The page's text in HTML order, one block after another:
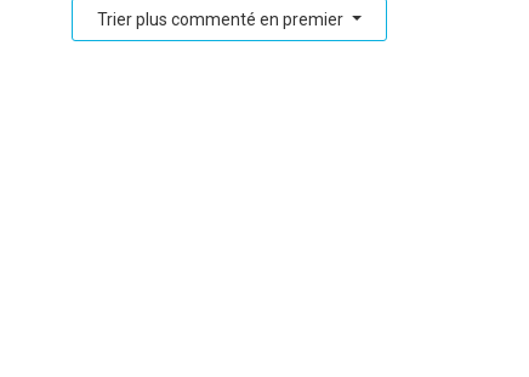
Trier plus commenté en premier